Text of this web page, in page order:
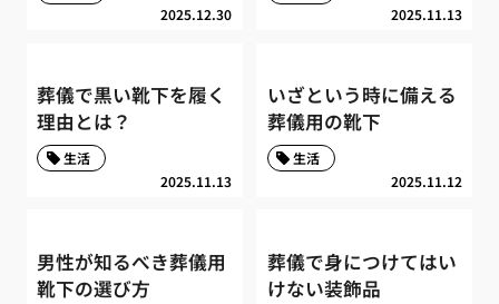
2025.12.30
2025.11.13
葬儀で黒い靴下を履く
理由とは？
2025.11.13
生活
いざという時に備える
葬儀用の靴下
2025.11.12
生活
男性が知るべき葬儀用
靴下の選び方
葬儀で身につけてはい
けない装飾品